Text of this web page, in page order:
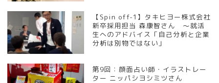
【Spin off-1】タキヒヨー株式会社
新卒採用担当 森康智さん ～就活
生へのアドバイス「自己分析と企業
分析は別物ではない」
第9回：顔面占い師・イラストレー
ター ニッパシヨシミツさん